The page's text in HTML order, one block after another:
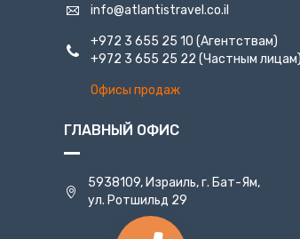
info@atlantistravel.co.il
+972 3 655 25 10 (Агентствам)
+972 3 655 25 22 (Частным лицам)
Офисы продаж
ГЛАВНЫЙ ОФИС
5938109, Израиль, г. Бат-Ям,
ул. Ротшильд 29